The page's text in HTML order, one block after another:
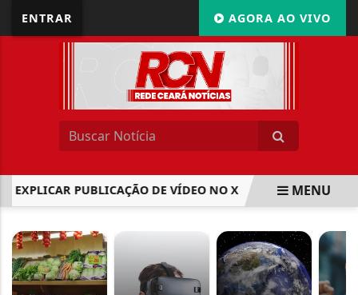
ENTRAR AGORA AO VIVO
EXPLICAR PUBLICAÇÃO DE VÍDEO NO X PROJETO
MENU